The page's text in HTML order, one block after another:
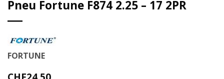
Pneu Fortune F874 2.25 – 17 2PR
FORTUNE